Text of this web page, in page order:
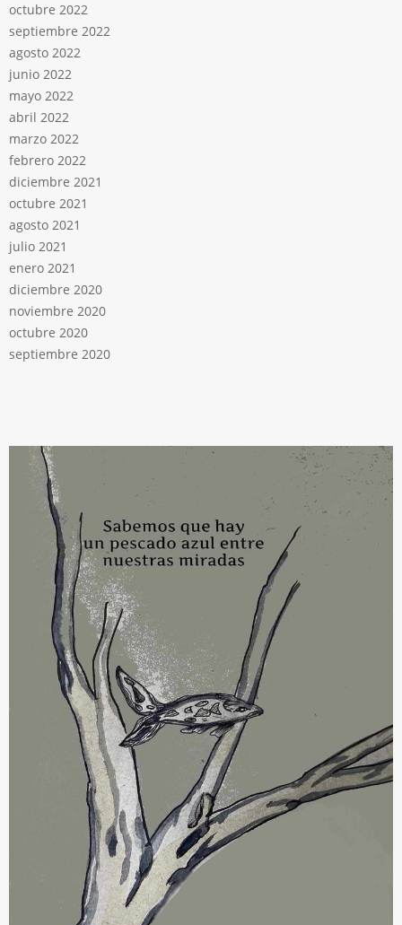
octubre 2022
septiembre 2022
agosto 2022
junio 2022
mayo 2022
abril 2022
marzo 2022
febrero 2022
diciembre 2021
octubre 2021
agosto 2021
julio 2021
enero 2021
diciembre 2020
noviembre 2020
octubre 2020
septiembre 2020